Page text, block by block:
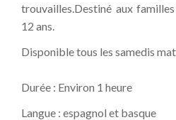
trouvailles.Destiné aux
12 ans.
Disponible tous les samedis
Durée : Environ 1 heure
Langue : espagnol et basque